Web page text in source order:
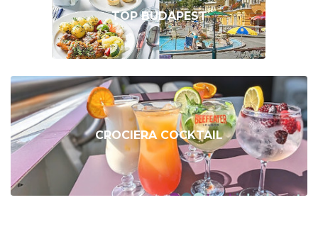
TOP BUDAPEST
CROCIERA COCKTAIL